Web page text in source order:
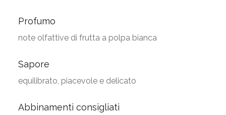
Profumo
note olfattive di frutta a polpa bianca
Sapore
equilibrato, piacevole e delicato
Abbinamenti consigliati